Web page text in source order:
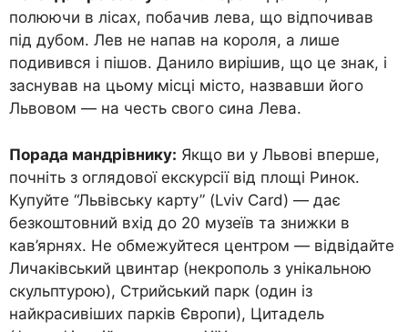
полюючи в лісах, побачив лева, що відпочивав
під дубом. Лев не напав на короля, а лише
подивився і пішов. Данило вирішив, що це знак, і
заснував на цьому місці місто, назвавши його
Львовом — на честь свого сина Лева.
Порада мандрівнику: Якщо ви у Львові вперше,
почніть з оглядової екскурсії від площі Ринок.
Купуйте “Львівську карту” (Lviv Card) — дає
безкоштовний вхід до 20 музеїв та знижки в
кав’ярнях. Не обмежуйтеся центром — відвідайте
Личаківський цвинтар (некрополь з унікальною
скульптурою), Стрийський парк (один із
найкрасивіших парків Європи), Цитадель